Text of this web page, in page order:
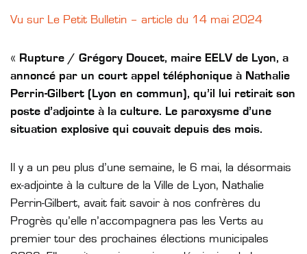
Vu sur Le Petit Bulletin – article du 14 mai 2024
« Rupture / Grégory Doucet, maire EELV de Lyon, a
annoncé par un court appel téléphonique à Nathalie
Perrin-Gilbert (Lyon en commun), qu’il lui retirait son
poste d’adjointe à la culture. Le paroxysme d’une
situation explosive qui couvait depuis des mois.
Il y a un peu plus d’une semaine, le 6 mai, la désormais
ex-adjointe à la culture de la Ville de Lyon, Nathalie
Perrin-Gilbert, avait fait savoir à nos confrères du
Progrès qu’elle n’accompagnera pas les Verts au
premier tour des prochaines élections municipales